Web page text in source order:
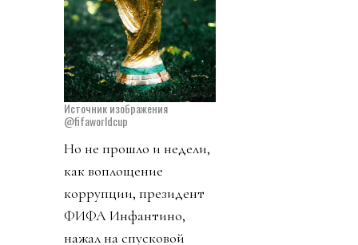
Источник изображения
@fifaworldcup
Но не прошло и недели,
как воплощение
коррупции, президент
ФИФА Инфантино,
нажал на спусковой